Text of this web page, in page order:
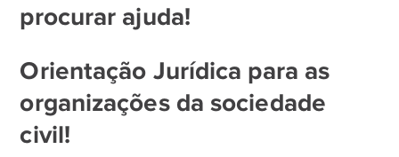
procurar ajuda!
Orientação Jurídica para as
organizações da sociedade
civil!